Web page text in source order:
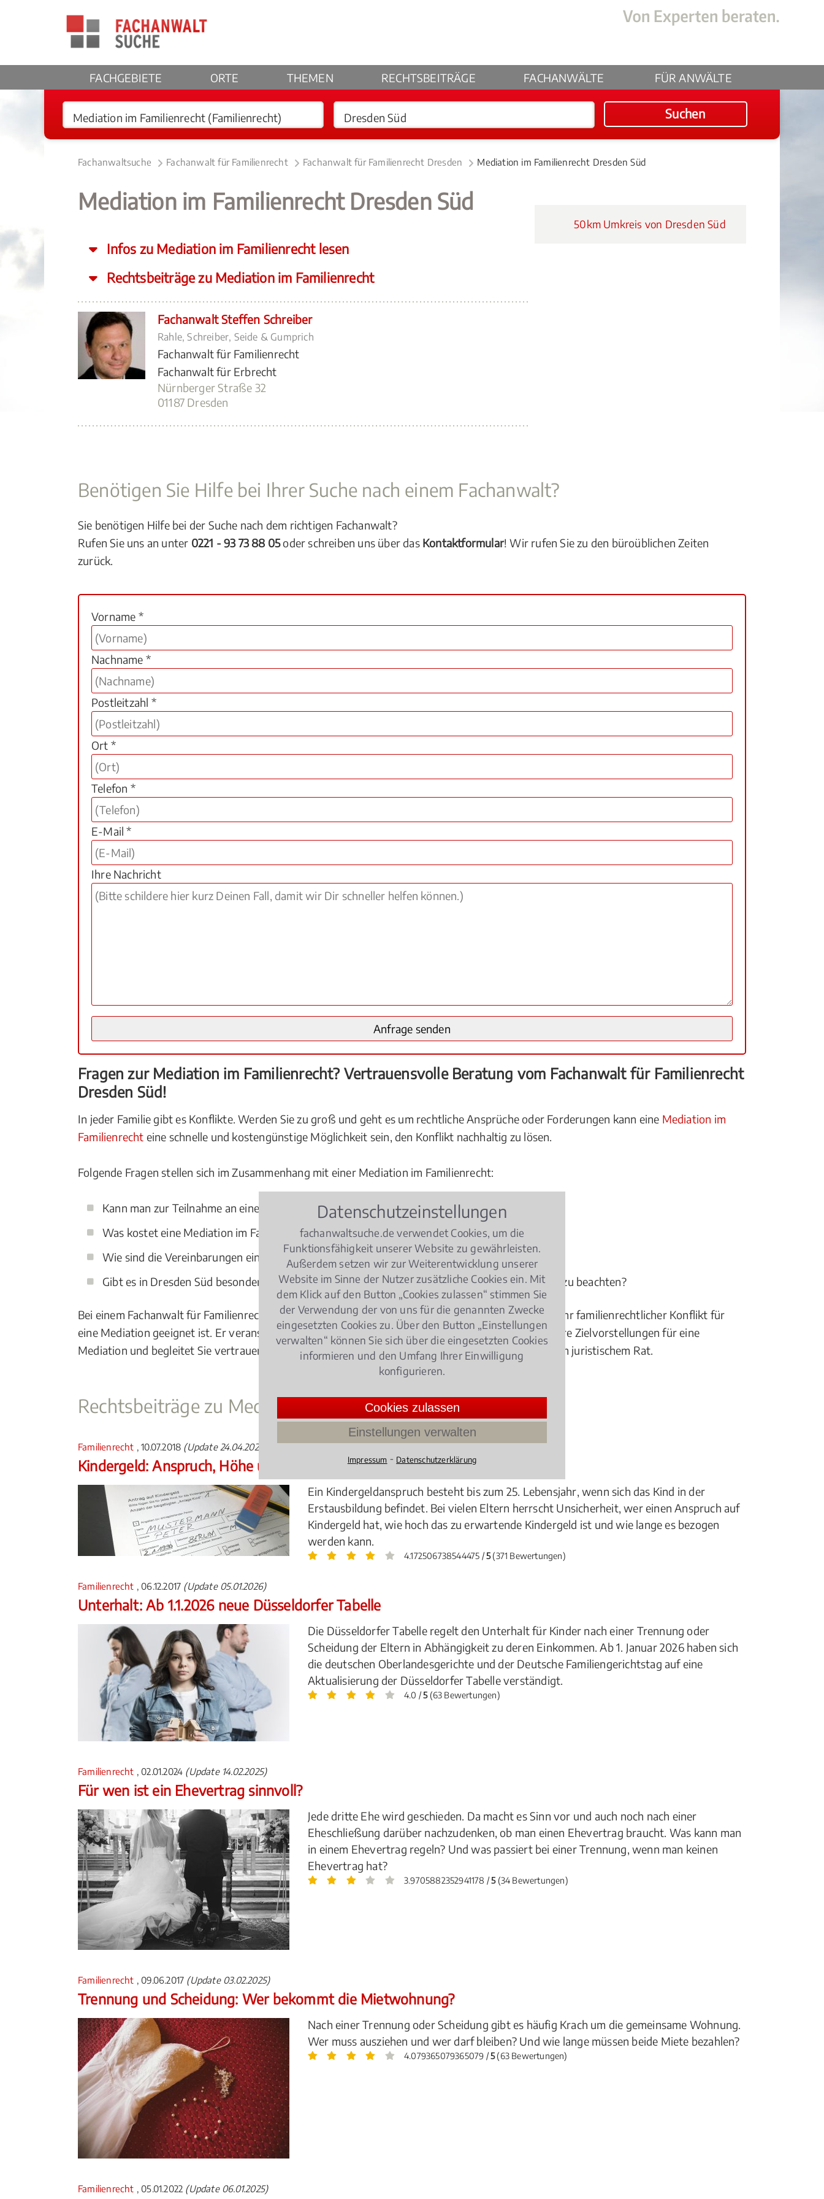
FACHGEBIETE ORTE THEMEN RECHTSBEITRÄGE FACHANWÄLTE FÜR ANWÄLTE
Suchen
Fachanwaltsuche Fachanwalt für Familienrecht Fachanwalt für Familienrecht Dresden Mediation im Familienrecht Dresden Süd
Mediation im Familienrecht Dresden Süd
Infos zu Mediation im Familienrecht lesen
Rechtsbeiträge zu Mediation im Familienrecht
Fachanwalt Steffen Schreiber
Rahle, Schreiber, Seide & Gumprich
Fachanwalt für Familienrecht
Fachanwalt für Erbrecht
Nürnberger Straße 32
01187 Dresden
50km Umkreis von Dresden Süd
Benötigen Sie Hilfe bei Ihrer Suche nach einem Fachanwalt?
Sie benötigen Hilfe bei der Suche nach dem richtigen Fachanwalt?
Rufen Sie uns an unter 0221 - 93 73 88 05oder schreiben uns über das Kontaktformular! Wir rufen Sie zu den büroüblichen Zeiten
zurück.
Vorname *
Nachname *
Postleitzahl *
Ort *
Telefon *
E-Mail *
Ihre Nachricht
Fragen zur Mediation im Familienrecht? Vertrauensvolle Beratung vom Fachanwalt für Familienrecht
Dresden Süd!
In jeder Familie gibt es Konflikte. Werden Sie zu groß und geht es um rechtliche Ansprüche oder Forderungen kann eine Mediation im
Familienrecht eine schnelle und kostengünstige Möglichkeit sein, den Konflikt nachhaltig zu lösen.
Folgende Fragen stellen sich im Zusammenhang mit einer Mediation im Familienrecht:
Kann man zur Teilnahme an einer Mediation imFamilienrechtgezwungen werden?
Was kostet eine Mediation im Familienrecht?
Wie sind die Vereinbarungen einer Mediation im Familienrecht durchsetzbar?
Gibt es in Dresden Süd besondere Regelungen im Hinblick auf eine Mediation im Familienrecht zu beachten?
Bei einem Fachanwalt für Familienrecht in Dresden Süd erhalten Sie eine kompetente Beratung, ob Ihr familienrechtlicher Konflikt für
eine Mediation geeignet ist. Er veranschaulicht Ihnen Ihre Rechtsposition, er erarbeitet mit Ihnen Ihre Zielvorstellungen für eine
Mediation und begleitet Sie vertrauensvoll während des gesamten Mediationsverfahrens mit seinem juristischem Rat.
Rechtsbeiträge zu Mediation im Familienrecht
Familienrecht , 10.07.2018 (Update 24.04.2026)
Kindergeld: Anspruch, Höhe und Dauer
Ein Kindergeldanspruch besteht bis zum 25. Lebensjahr, wenn sich das Kind in der
Erstausbildung befindet. Bei vielen Eltern herrscht Unsicherheit, wer einen Anspruch auf
Kindergeld hat, wie hoch das zu erwartende Kindergeld ist und wie lange es bezogen
werden kann.
4.172506738544475 /5(371 Bewertungen)
Familienrecht , 06.12.2017 (Update 05.01.2026)
Unterhalt: Ab 1.1.2026 neue Düsseldorfer Tabelle
Die Düsseldorfer Tabelle regelt den Unterhalt für Kinder nach einer Trennung oder
Scheidung der Eltern in Abhängigkeit zu deren Einkommen. Ab 1. Januar 2026 haben sich
die deutschen Oberlandesgerichte und der Deutsche Familiengerichtstag auf eine
Aktualisierung der Düsseldorfer Tabelle verständigt.
4.0 /5(63 Bewertungen)
Familienrecht , 02.01.2024 (Update 14.02.2025)
Für wen ist ein Ehevertrag sinnvoll?
Jede dritte Ehe wird geschieden. Da macht es Sinn vor und auch noch nach einer
Eheschließung darüber nachzudenken, ob man einen Ehevertrag braucht. Was kann man
in einem Ehevertrag regeln? Und was passiert bei einer Trennung, wenn man keinen
Ehevertrag hat?
3.9705882352941178 /5(34 Bewertungen)
Familienrecht , 09.06.2017 (Update 03.02.2025)
Trennung und Scheidung: Wer bekommt die Mietwohnung?
Nach einer Trennung oder Scheidung gibt es häufig Krach um die gemeinsame Wohnung.
Wer muss ausziehen und wer darf bleiben? Und wie lange müssen beide Miete bezahlen?
4.079365079365079 /5(63 Bewertungen)
Familienrecht , 05.01.2022 (Update 06.01.2025)
Datenschutzeinstellungen
fachanwaltsuche.de verwendet Cookies, um die
Funktionsfähigkeit unserer Website zu gewährleisten.
Außerdem setzen wir zur Weiterentwicklung unserer
Website im Sinne der Nutzer zusätzliche Cookies ein. Mit
dem Klick auf den Button „Cookies zulassen“ stimmen Sie
der Verwendung der von uns für die genannten Zwecke
eingesetzten Cookies zu. Über den Button „Einstellungen
verwalten“ können Sie sich über die eingesetzten Cookies
informieren und den Umfang Ihrer Einwilligung
konfigurieren.
Cookies zulassen
Einstellungen verwalten
Impressum ⁃ Datenschutzerklärung